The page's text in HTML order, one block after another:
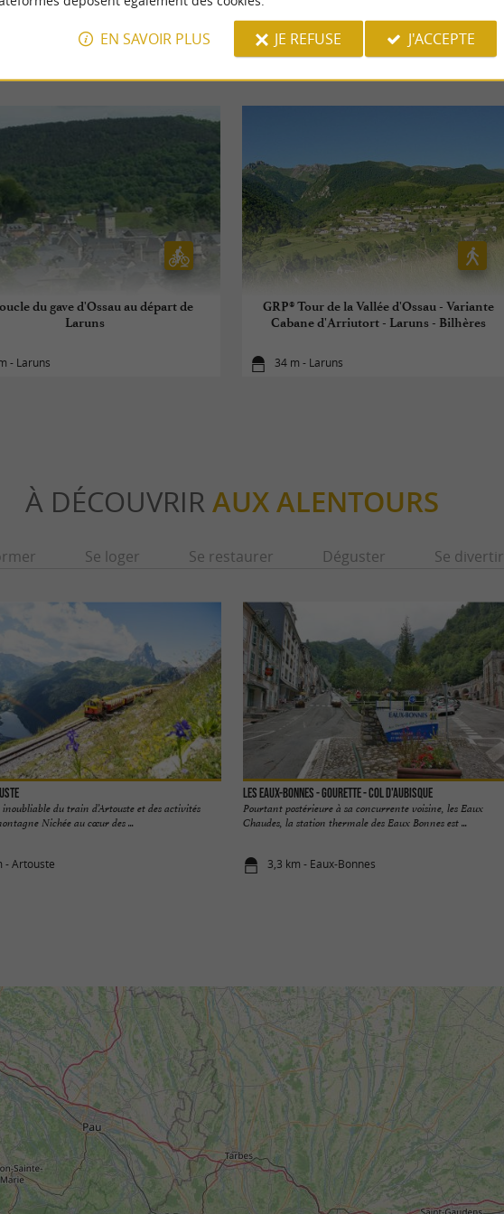
À PROXIMITÉ
du gave d'Ossau au départ de
Laruns
- Laruns
GRP® Tour de la Vallée d'Ossau - Variante
Cabane d'Arriutort - Laruns - Bilhères
34 m - Laruns
À DÉCOUVRIR AUX ALENTOURS
Se loger Se restaurer Déguster Se divertir
du train d’Artouste et des activités
Nichée au cœur des ...
- Artouste
Les Eaux-Bonnes - Gourette - Col d'Aubisque
Pourtant postérieure à sa concurrente voisine, les Eaux
Chaudes, la station thermale des Eaux Bonnes est ...
3,3 km - Eaux-Bonnes
EN SAVOIR PLUS JE REFUSE J'ACCEPTE